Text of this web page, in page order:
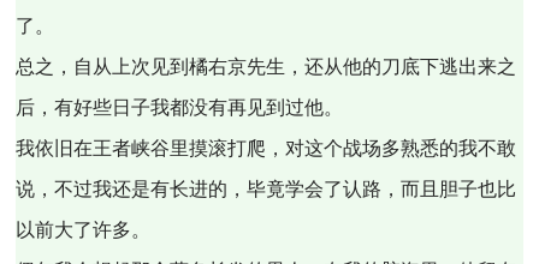
了。
总之，自从上次见到橘右京先生，还从他的刀底下逃出来之
后，有好些日子我都没有再见到过他。
我依旧在王者峡谷里摸滚打爬，对这个战场多熟悉的我不敢
说，不过我还是有长进的，毕竟学会了认路，而且胆子也比
以前大了许多。